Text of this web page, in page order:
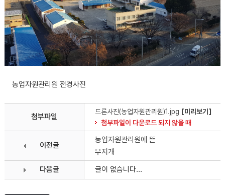
농업자원관리원 전경사진
첨부파일
드론사진(농업자원관리원)1.jpg [미리보기]
첨부파일이 다운로드 되지 않을 때
이전글
농업자원관리원에 뜬
무지개
다음글
글이 없습니다...